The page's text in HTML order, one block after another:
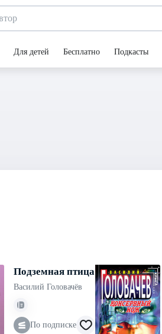
Для детей Бесплатно Подкасты
Подземная птица
Василий Головачёв
По подписке